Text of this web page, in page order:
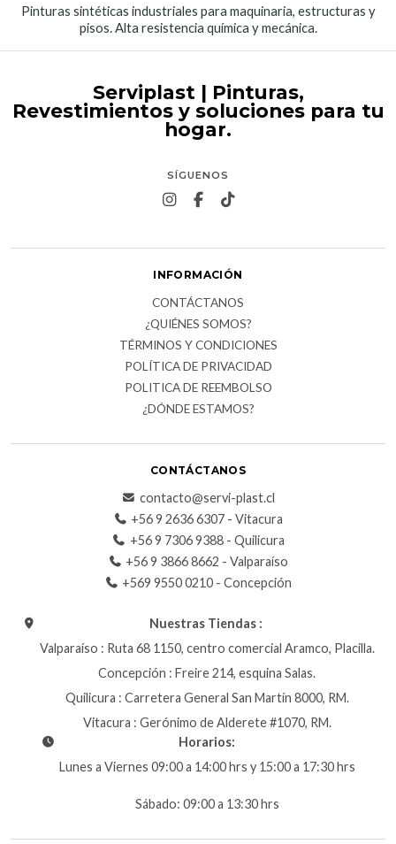
Pinturas sintéticas industriales para maquinaria, estructuras y
pisos. Alta resistencia química y mecánica.
Serviplast | Pinturas,
Revestimientos y soluciones para tu
hogar.
SÍGUENOS
INFORMACIÓN
CONTÁCTANOS
¿QUIÉNES SOMOS?
TÉRMINOS Y CONDICIONES
POLÍTICA DE PRIVACIDAD
POLITICA DE REEMBOLSO
¿DÓNDE ESTAMOS?
CONTÁCTANOS
contacto@servi-plast.cl
+56 9 2636 6307 - Vitacura
+56 9 7306 9388 - Quilicura
+56 9 3866 8662 - Valparaíso
+569 9550 0210 - Concepción
Nuestras Tiendas :
Valparaíso : Ruta 68 1150, centro comercial Aramco, Placilla.
Concepción : Freire 214, esquina Salas.
Quilicura : Carretera General San Martín 8000, RM.
Vitacura : Gerónimo de Alderete #1070, RM.
Horarios:
Lunes a Viernes 09:00 a 14:00 hrs y 15:00 a 17:30 hrs
Sábado: 09:00 a 13:30 hrs